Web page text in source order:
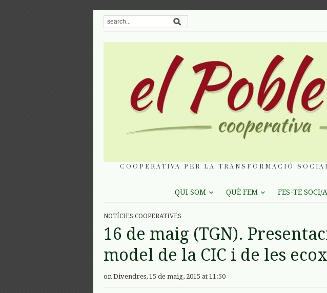
COOPERATIVA PER LA TRANSFORMACIÓ
QUI SOM QUÈ FEM FES-TE SOCI/A
NOTÍCIES COOPERATIVES
16 de maig (TGN).
model de la CIC i de les
on Divendres, 15 de maig, 2015 at 11:50